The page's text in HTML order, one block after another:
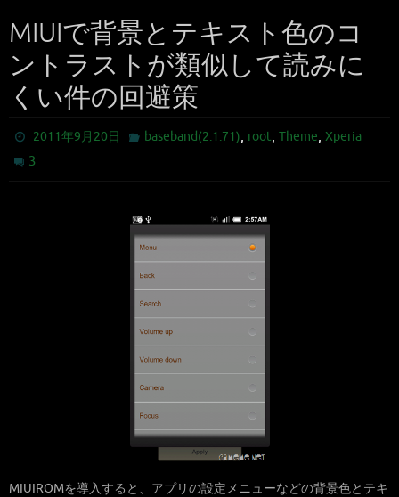
MIUIで背景とテキスト色のコ
ントラストが類似して読みに
くい件の回避策
2011年9月20日 baseband(2.1.71), root, Theme, Xperia
3
MIUIROMを導入すると、アプリの設定メニューなどの背景色とテキ